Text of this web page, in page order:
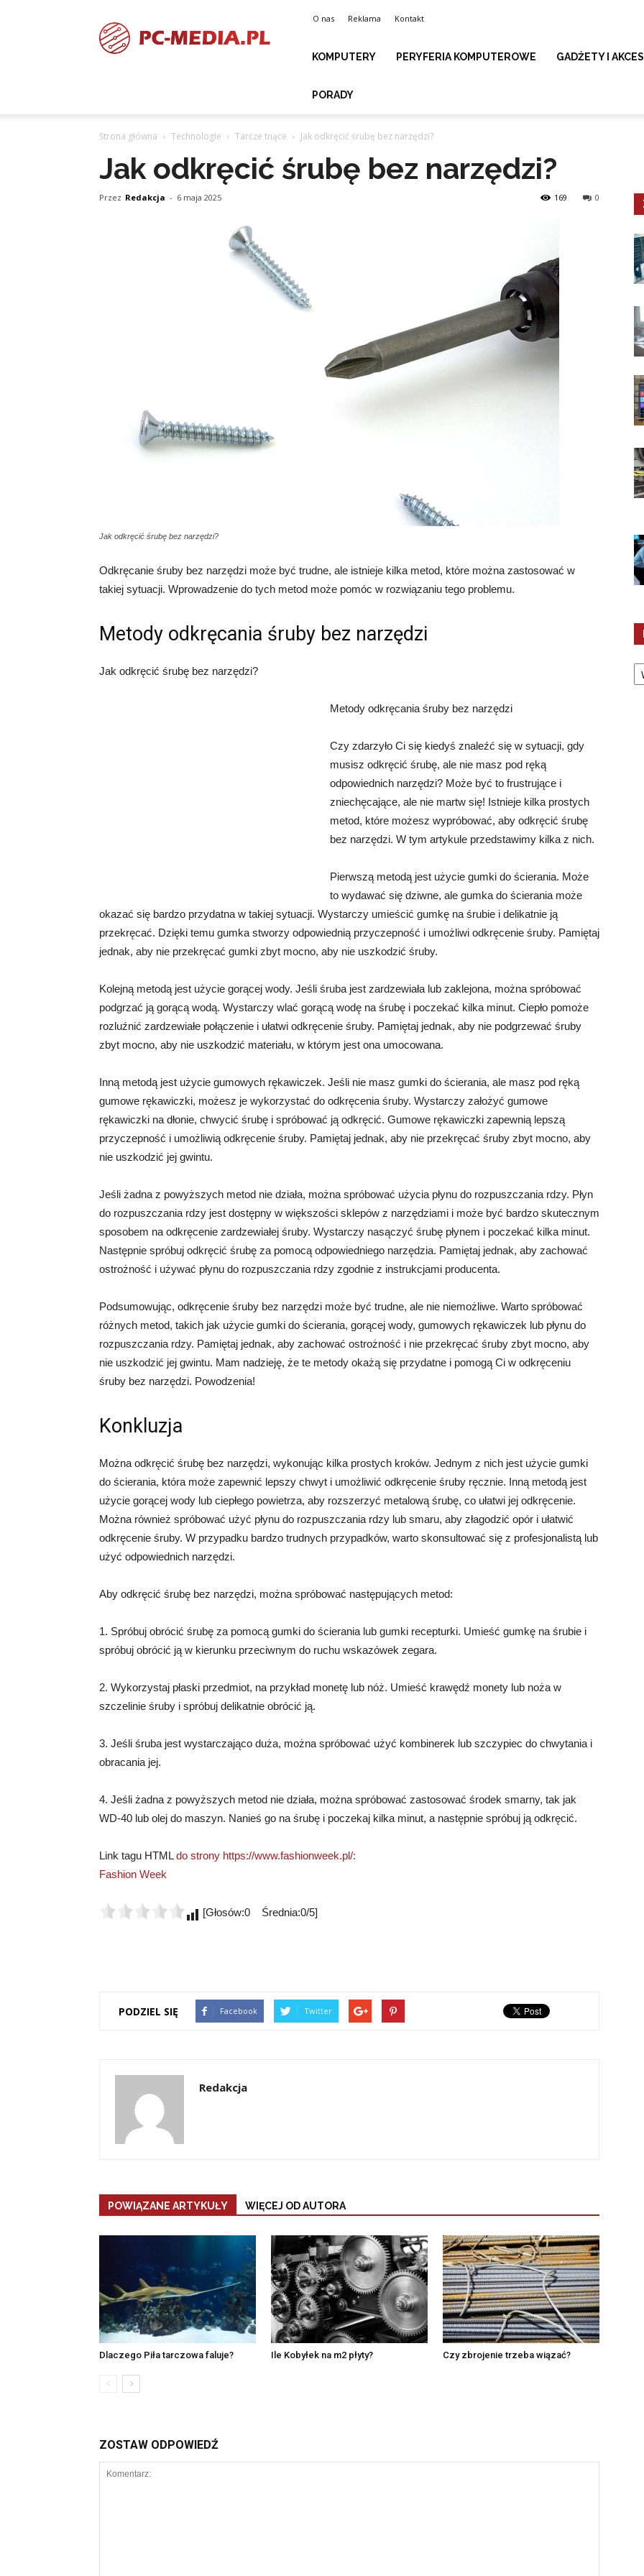
media.pl
O nas Reklama Kontakt
KOMPUTERY PERYFERIA KOMPUTEROWE GADŻETY I
PORADY
Strona główna Technologie Tarcze tnące Jak odkręcić śrubę bez narzędzi?
Jak odkręcić śrubę bez narzędzi?
Przez Redakcja - 6 maja 2025 0
169
Jak odkręcić śrubę bez narzędzi?
Odkręcanie śruby bez narzędzi może być trudne, ale istnieje kilka metod, które można zastosować w
takiej sytuacji. Wprowadzenie do tych metod może pomóc w rozwiązaniu tego problemu.
Metody odkręcania śruby bez narzędzi
Jak odkręcić śrubę bez narzędzi?
Metody odkręcania śruby bez narzędzi
Czy zdarzyło Ci się kiedyś znaleźć się w sytuacji, gdy
musisz odkręcić śrubę, ale nie masz pod ręką
odpowiednich narzędzi? Może być to frustrujące i
zniechęcające, ale nie martw się! Istnieje kilka prostych
metod, które możesz wypróbować, aby odkręcić śrubę
bez narzędzi. W tym artykule przedstawimy kilka z nich.
Pierwszą metodą jest użycie gumki do ścierania. Może
to wydawać się dziwne, ale gumka do ścierania może
okazać się bardzo przydatna w takiej sytuacji. Wystarczy umieścić gumkę na śrubie i delikatnie ją
przekręcać. Dzięki temu gumka stworzy odpowiednią przyczepność i umożliwi odkręcenie śruby. Pamiętaj
jednak, aby nie przekręcać gumki zbyt mocno, aby nie uszkodzić śruby.
Kolejną metodą jest użycie gorącej wody. Jeśli śruba jest zardzewiała lub zaklejona, można spróbować
podgrzać ją gorącą wodą. Wystarczy wlać gorącą wodę na śrubę i poczekać kilka minut. Ciepło pomoże
rozluźnić zardzewiałe połączenie i ułatwi odkręcenie śruby. Pamiętaj jednak, aby nie podgrzewać śruby
zbyt mocno, aby nie uszkodzić materiału, w którym jest ona umocowana.
Inną metodą jest użycie gumowych rękawiczek. Jeśli nie masz gumki do ścierania, ale masz pod ręką
gumowe rękawiczki, możesz je wykorzystać do odkręcenia śruby. Wystarczy założyć gumowe
rękawiczki na dłonie, chwycić śrubę i spróbować ją odkręcić. Gumowe rękawiczki zapewnią lepszą
przyczepność i umożliwią odkręcenie śruby. Pamiętaj jednak, aby nie przekręcać śruby zbyt mocno, aby
nie uszkodzić jej gwintu.
Jeśli żadna z powyższych metod nie działa, można spróbować użycia płynu do rozpuszczania rdzy. Płyn
do rozpuszczania rdzy jest dostępny w większości sklepów z narzędziami i może być bardzo skutecznym
sposobem na odkręcenie zardzewiałej śruby. Wystarczy nasączyć śrubę płynem i poczekać kilka minut.
Następnie spróbuj odkręcić śrubę za pomocą odpowiedniego narzędzia. Pamiętaj jednak, aby zachować
ostrożność i używać płynu do rozpuszczania rdzy zgodnie z instrukcjami producenta.
Podsumowując, odkręcenie śruby bez narzędzi może być trudne, ale nie niemożliwe. Warto spróbować
różnych metod, takich jak użycie gumki do ścierania, gorącej wody, gumowych rękawiczek lub płynu do
rozpuszczania rdzy. Pamiętaj jednak, aby zachować ostrożność i nie przekręcać śruby zbyt mocno, aby
nie uszkodzić jej gwintu. Mam nadzieję, że te metody okażą się przydatne i pomogą Ci w odkręceniu
śruby bez narzędzi. Powodzenia!
Konkluzja
Można odkręcić śrubę bez narzędzi, wykonując kilka prostych kroków. Jednym z nich jest użycie gumki
do ścierania, która może zapewnić lepszy chwyt i umożliwić odkręcenie śruby ręcznie. Inną metodą jest
użycie gorącej wody lub ciepłego powietrza, aby rozszerzyć metalową śrubę, co ułatwi jej odkręcenie.
Można również spróbować użyć płynu do rozpuszczania rdzy lub smaru, aby złagodzić opór i ułatwić
odkręcenie śruby. W przypadku bardzo trudnych przypadków, warto skonsultować się z profesjonalistą lub
użyć odpowiednich narzędzi.
Aby odkręcić śrubę bez narzędzi, można spróbować następujących metod:
1. Spróbuj obrócić śrubę za pomocą gumki do ścierania lub gumki recepturki. Umieść gumkę na śrubie i
spróbuj obrócić ją w kierunku przeciwnym do ruchu wskazówek zegara.
2. Wykorzystaj płaski przedmiot, na przykład monetę lub nóż. Umieść krawędź monety lub noża w
szczelinie śruby i spróbuj delikatnie obrócić ją.
3. Jeśli śruba jest wystarczająco duża, można spróbować użyć kombinerek lub szczypiec do chwytania i
obracania jej.
4. Jeśli żadna z powyższych metod nie działa, można spróbować zastosować środek smarny, tak jak
WD-40 lub olej do maszyn. Nanieś go na śrubę i poczekaj kilka minut, a następnie spróbuj ją odkręcić.
Link tagu HTMLdo strony https://www.fashionweek.pl/:
Fashion Week
[Głosów:0 Średnia:0/5]
PODZIEL SIĘ Facebook Twitter
Redakcja
POWIĄZANE ARTYKUŁY WIĘCEJ OD AUTORA
Dlaczego Piła tarczowa faluje? Ile Kobyłek na m2 płyty? Czy zbrojenie trzeba wiązać?
ZOSTAW ODPOWIEDŹ